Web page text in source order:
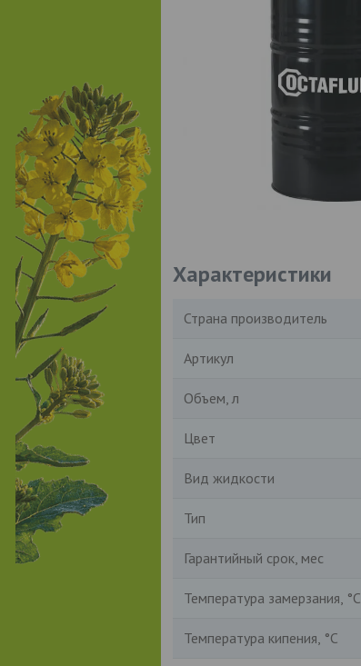
Характеристики
Страна производитель
Артикул
Объем, л
Цвет
Вид жидкости
Тип
Гарантийный срок, мес
Температура замерзания, °С
Температура кипения, °С